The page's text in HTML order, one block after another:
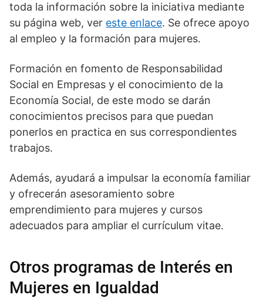
toda la información sobre la iniciativa mediante
su página web, ver este enlace. Se ofrece apoyo
al empleo y la formación para mujeres.
Formación en fomento de Responsabilidad
Social en Empresas y el conocimiento de la
Economía Social, de este modo se darán
conocimientos precisos para que puedan
ponerlos en practica en sus correspondientes
trabajos.
Además, ayudará a impulsar la economía familiar
y ofrecerán asesoramiento sobre
emprendimiento para mujeres y cursos
adecuados para ampliar el currículum vitae.
Otros programas de Interés en
Mujeres en Igualdad